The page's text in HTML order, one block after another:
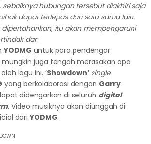
hubungan tersebut diakhiri saja
dapat terlepas dari satu sama lain.
dipertahankan, itu akan mempengaruhi
dan
YODMG untuk para pendengar
juga tengah merasakan apa
lagu ini. ‘Showdown’ single
yang berkolaborasi dengan Garry
didengarkan di seluruh digital
. Video musiknya akan diunggah di
dariYODMG.